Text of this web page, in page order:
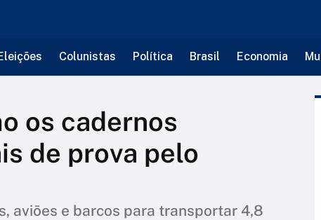
Colunistas Política Brasil Economia
os cadernos
de prova pelo
aviões e barcos para transportar 4,8